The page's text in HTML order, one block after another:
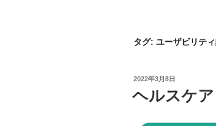
タグ: ユーザビリテ
投
日:
2022年3月8日
ヘルスケ